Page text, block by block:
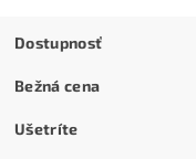
Dostupnosť
Bežná cena
Ušetríte